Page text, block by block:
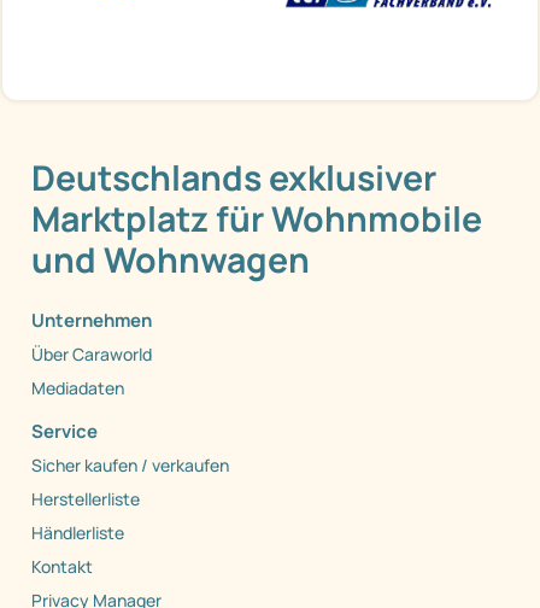
Deutschlands exklusiver
Marktplatz für Wohnmobile
und Wohnwagen
Unternehmen
Über Caraworld
Mediadaten
Service
Sicher kaufen / verkaufen
Herstellerliste
Händlerliste
Kontakt
Privacy Manager